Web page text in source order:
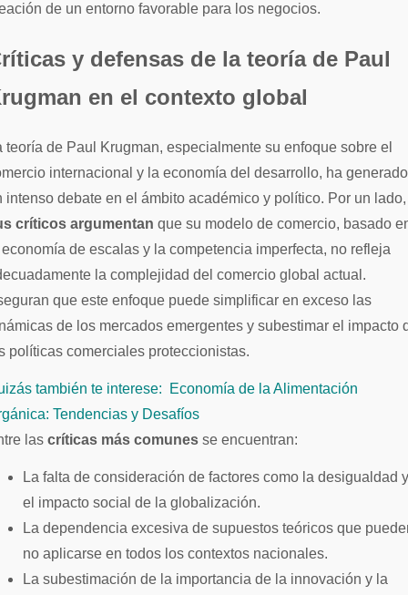
de un entorno favorable para los negocios.
y defensas de la teoría de Paul
en el contexto global
teoría de Paul Krugman, especialmente su enfoque sobre el
internacional y la economía del desarrollo, ha generado
intenso debate en el ámbito académico y político. Por un lado,
críticos argumentan que su modelo de comercio, basado
de escalas y la competencia imperfecta, no refleja
la complejidad del comercio global actual.
que este enfoque puede simplificar en exceso las
de los mercados emergentes y subestimar el impacto
políticas comerciales proteccionistas.
también te interese:
Economía de la Alimentación
Tendencias y Desafíos
las críticas más comunes se encuentran:
La falta de consideración de factores como la desigualdad y
el impacto social de la globalización.
La dependencia excesiva de supuestos teóricos que
no aplicarse en todos los contextos nacionales.
La subestimación de la importancia de la innovación y la